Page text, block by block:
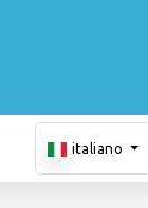
italiano